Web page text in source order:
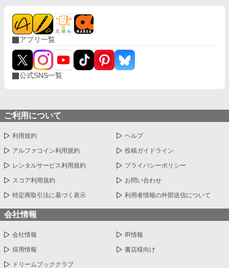
ノアに快楽責めを仕掛けてくる美形の宮廷魔術師リアン。 彼の
真意は一体どこにあるのか……わからないままエレノアは彼に惹
かれていく。 過去の出来事で男嫌いとなり引きこもりになってし
まった王女（18）×王女に執着するヤンデレ天才宮廷魔術師（2
1）のラブコメです。 ※ムーンライトノベルにも掲載しておりま
す。
アプリ一覧
公式SNS一覧
ご利用について
利用規約 ヘルプ
アルファコイン利用規約 投稿ガイドライン
レンタルサービス利用規約 プライバシーポリシー
スコア利用規約 お問い合わせ
特定商取引法に基づく表示 利用者情報の外部送信について
会社情報
会社情報 IR情報
採用情報 書店様向け
ドリームブッククラブ